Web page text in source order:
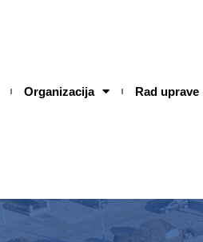
Organizacija Rad uprave